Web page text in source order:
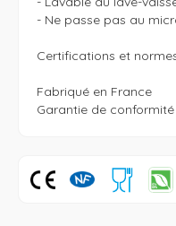
- Ne passe pas au
Certifications et
Fabriqué en France
Garantie de conformité